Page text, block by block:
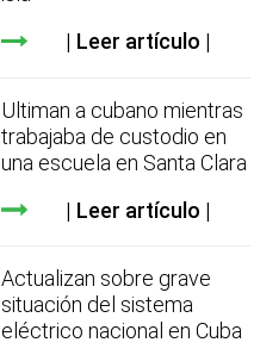
Leer artículo
Ultiman a cubano mientras
trabajaba de custodio en
una escuela en Santa Clara
Leer artículo
Actualizan sobre grave
situación del sistema
eléctrico nacional en Cuba